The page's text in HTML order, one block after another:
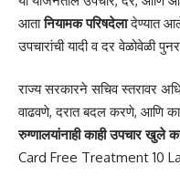
आतानियामक परिषदेलादेण्यात
उपचारांची यादी व दर वेळोवेळी
राज्य सरकारने सचिव स्तरावर
वाढवणे, दरात बदल करणे, आणि
रुग्णालयांनाही काही उपचार खुले
Card Free Treatment 10